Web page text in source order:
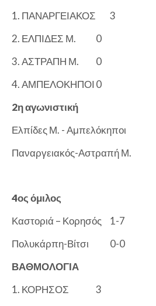
1. ΠΑΝΑΡΓΕΙΑΚΟΣ
3
2. ΕΛΠΙΔΕΣ Μ.
0
3. ΑΣΤΡΑΠΗ Μ.
0
4. ΑΜΠΕΛΟΚΗΠΟΙ0
2η αγωνιστική
Ελπίδες Μ. - Αμπελόκηποι
Παναργειακός-Αστραπή Μ.
4ος όμιλος
Καστοριά – Κορησός
1-7
Πολυκάρπη-Βίτσι
0-0
ΒΑΘΜΟΛΟΓΙΑ
1. ΚΟΡΗΣΟΣ
3